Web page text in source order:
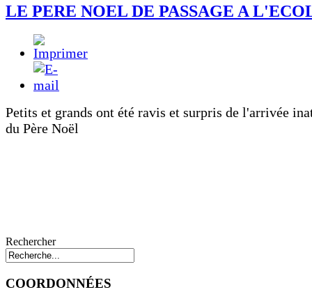
LE PERE NOEL DE PASSAGE A
Petits et grands ont été ravis et surpris de l'arrivée
du Père Noël
Rechercher
COORDONNÉES